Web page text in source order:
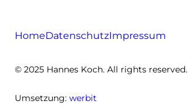
HomeDatenschutzImpressum
© 2025 Hannes Koch. All rights reserved.
Umsetzung: werbit